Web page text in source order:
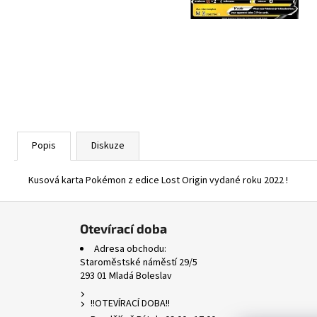
Popis Diskuze
Kusová karta Pokémon z edice Lost Origin vydané roku 2022 !
Otevírací doba
Adresa obchodu:
Staroměstské náměstí 29/5
293 01 Mladá Boleslav
!!OTEVÍRACÍ DOBA!!